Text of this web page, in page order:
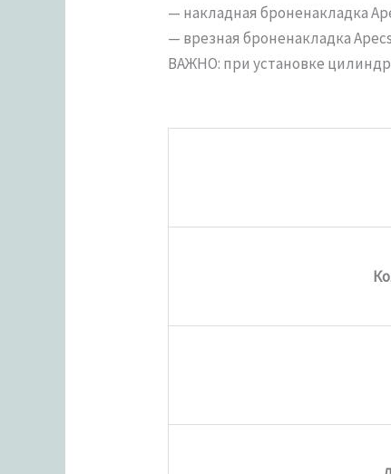
— накладная броненакладка
— врезная броненакладка
ВАЖНО: при установке